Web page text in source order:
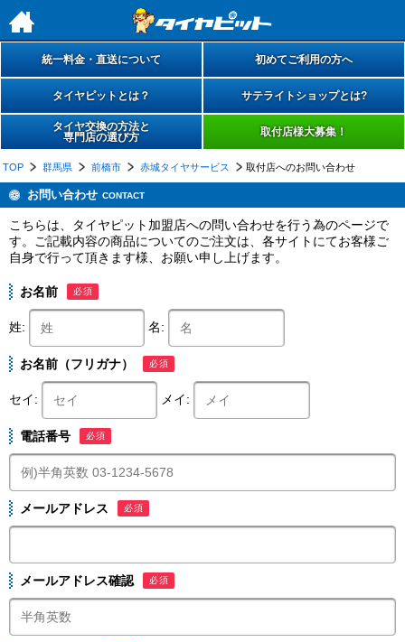
h
統一料金・直送について 初めてご利用の方へ
タイヤピットとは？ サテライトショップとは?
タイヤ交換の方法と
専門店の選び方
取付店様大募集！
TOP 群馬県 前橋市 赤城タイヤサービス 取付店へのお問い合わせ
お問い合わせ CONTACT
こちらは、タイヤピット加盟店への問い合わせを行う為のページで
す。ご記載内容の商品についてのご注文は、各サイトにてお客様ご
自身で行って頂きます様、お願い申し上げます。
お名前 必須
姓: 名:
お名前（フリガナ） 必須
セイ: メイ:
電話番号 必須
メールアドレス 必須
メールアドレス確認 必須